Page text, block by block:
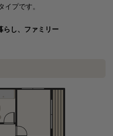
プです。
らし、ファミリー